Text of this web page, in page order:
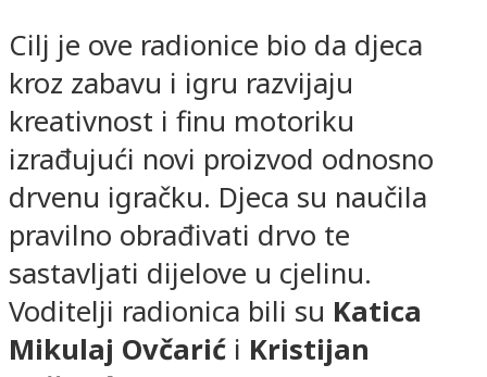
Cilj je ove radionice bio da djeca
kroz zabavu i igru razvijaju
kreativnost i finu motoriku
izrađujući novi proizvod odnosno
drvenu igračku. Djeca su naučila
pravilno obrađivati drvo te
sastavljati dijelove u cjelinu.
Voditelji radionica bili su Katica
Mikulaj Ovčarić i Kristijan